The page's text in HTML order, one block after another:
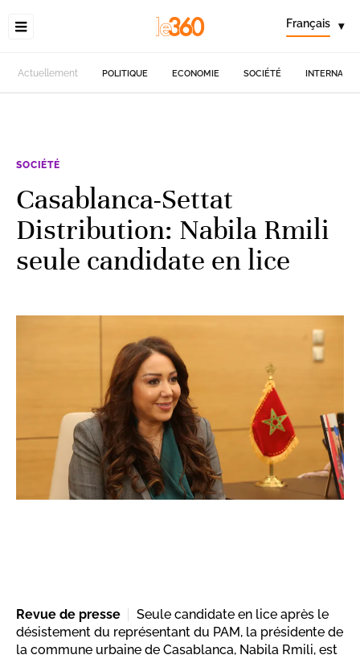
Français ▾
Actuellement POLITIQUE ECONOMIE SOCIÉTÉ
SOCIÉTÉ
Casablanca-Settat
Distribution: Nabila Rmili
seule candidate en lice
Revue de presse
Seule candidate en lice après le
désistement du représentant du PAM, la présidente de
la commune urbaine de Casablanca, Nabila Rmili, est